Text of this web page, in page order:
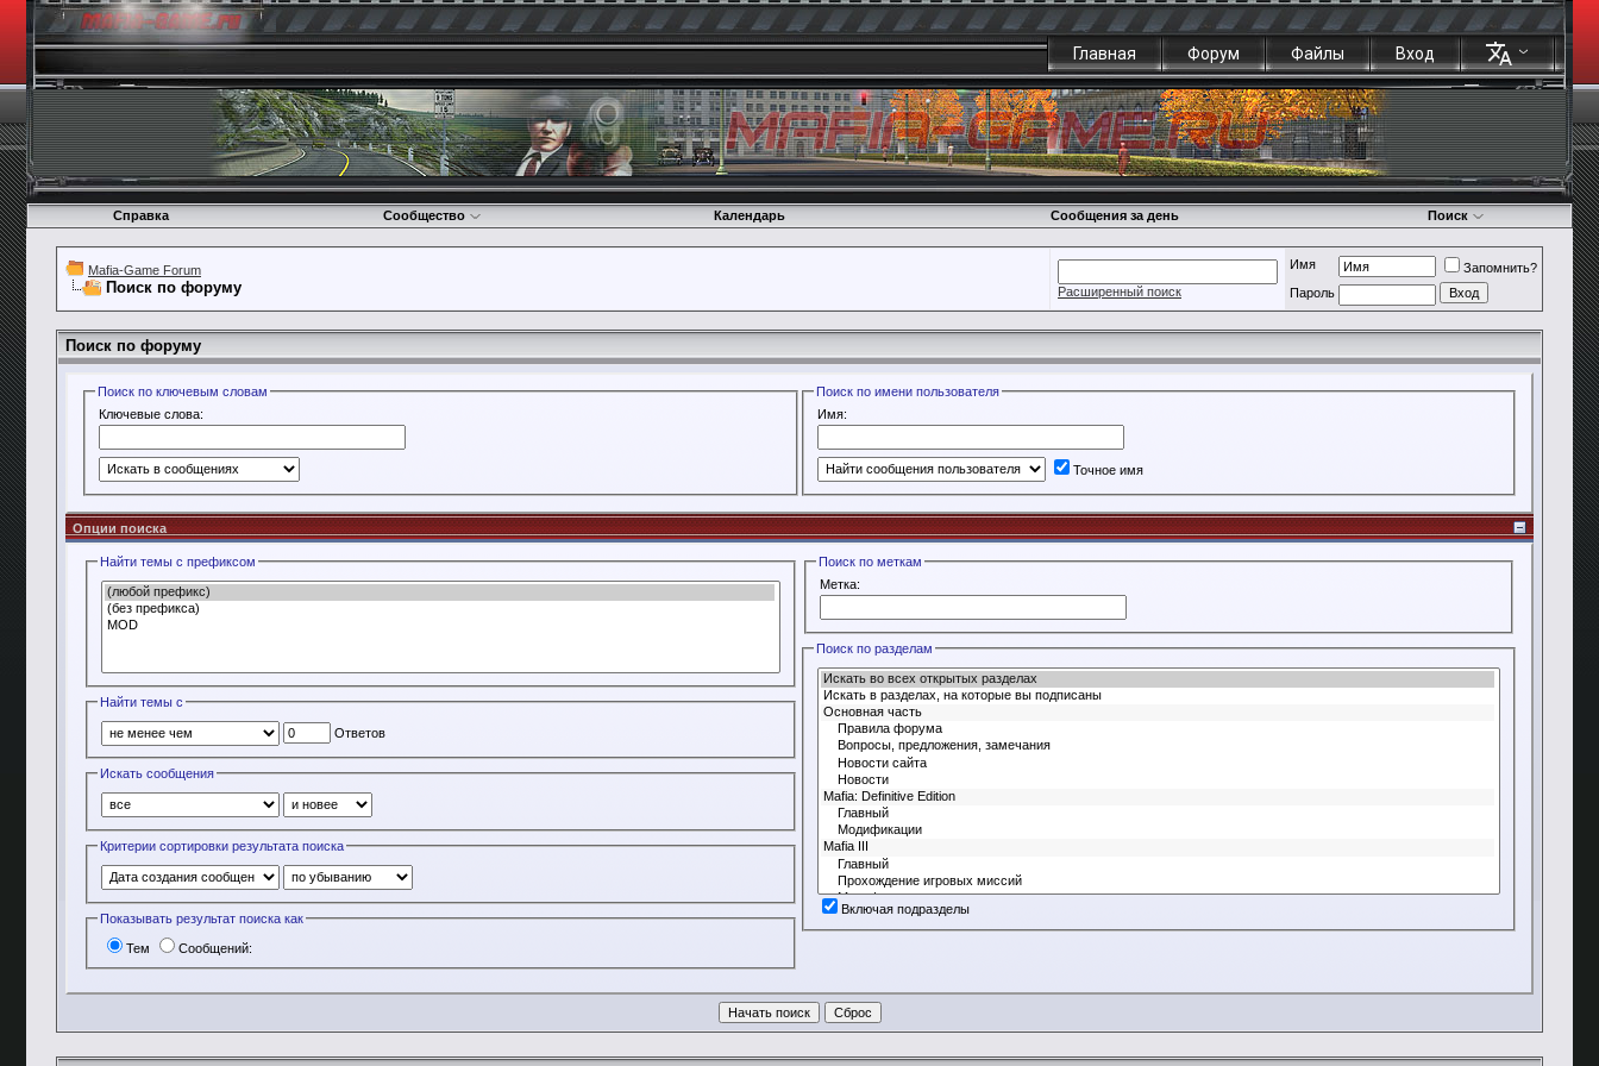
Главная Форум Файлы Вход
Справка Сообщество Календарь Сообщения за день Поиск
Mafia-Game Forum
Поиск по форуму Расширенный поиск
Имя
Запомнить?
Пароль
Поиск по форуму
Поиск по ключевым словам
Ключевые слова:
Поиск по имени пользователя
Имя:
Точное имя
Опции поиска
Найти темы с префиксом
Найти темы с
Ответов
Искать сообщения
Критерии сортировки результата поиска
Показывать результат поиска как
Тем Сообщений:
Поиск по меткам
Метка:
Поиск по разделам
Включая подразделы